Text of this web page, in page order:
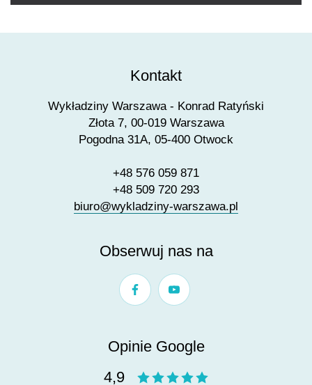
Kontakt
Wykładziny Warszawa - Konrad Ratyński
Złota 7, 00-019 Warszawa
Pogodna 31A, 05-400 Otwock
+48 576 059 871
+48 509 720 293
biuro@wykladziny-warszawa.pl
Obserwuj nas na
Opinie Google
4,9